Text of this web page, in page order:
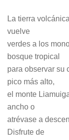
La tierra
vuelve
verdes a los
bosque tropical
para observar su
pico más alto,
el monte
ancho o
atrévase a
Disfrute de